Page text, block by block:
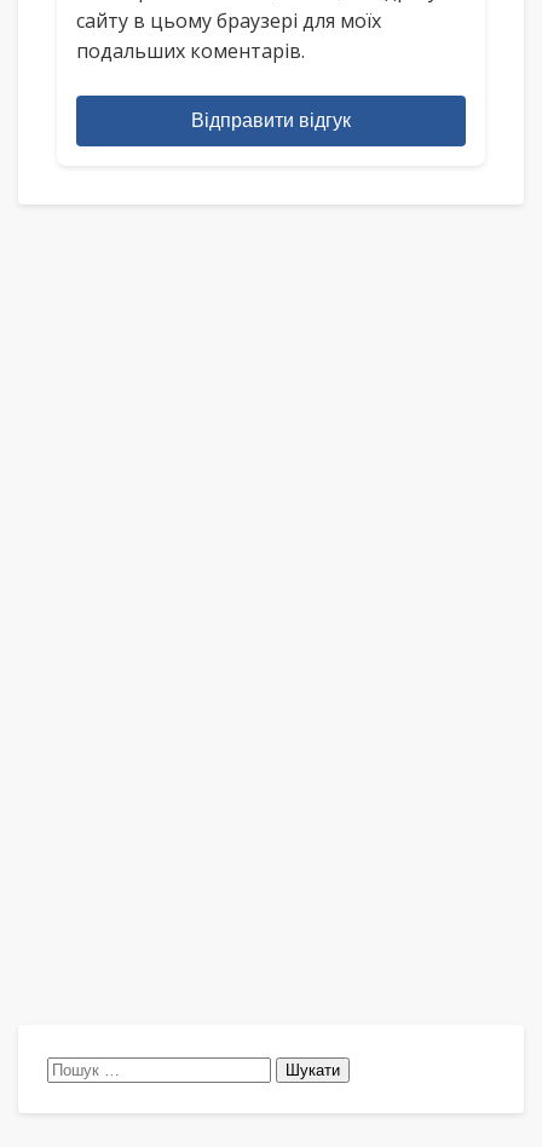
сайту в цьому браузері для моїх
подальших коментарів.
Відправити відгук
Пошук: